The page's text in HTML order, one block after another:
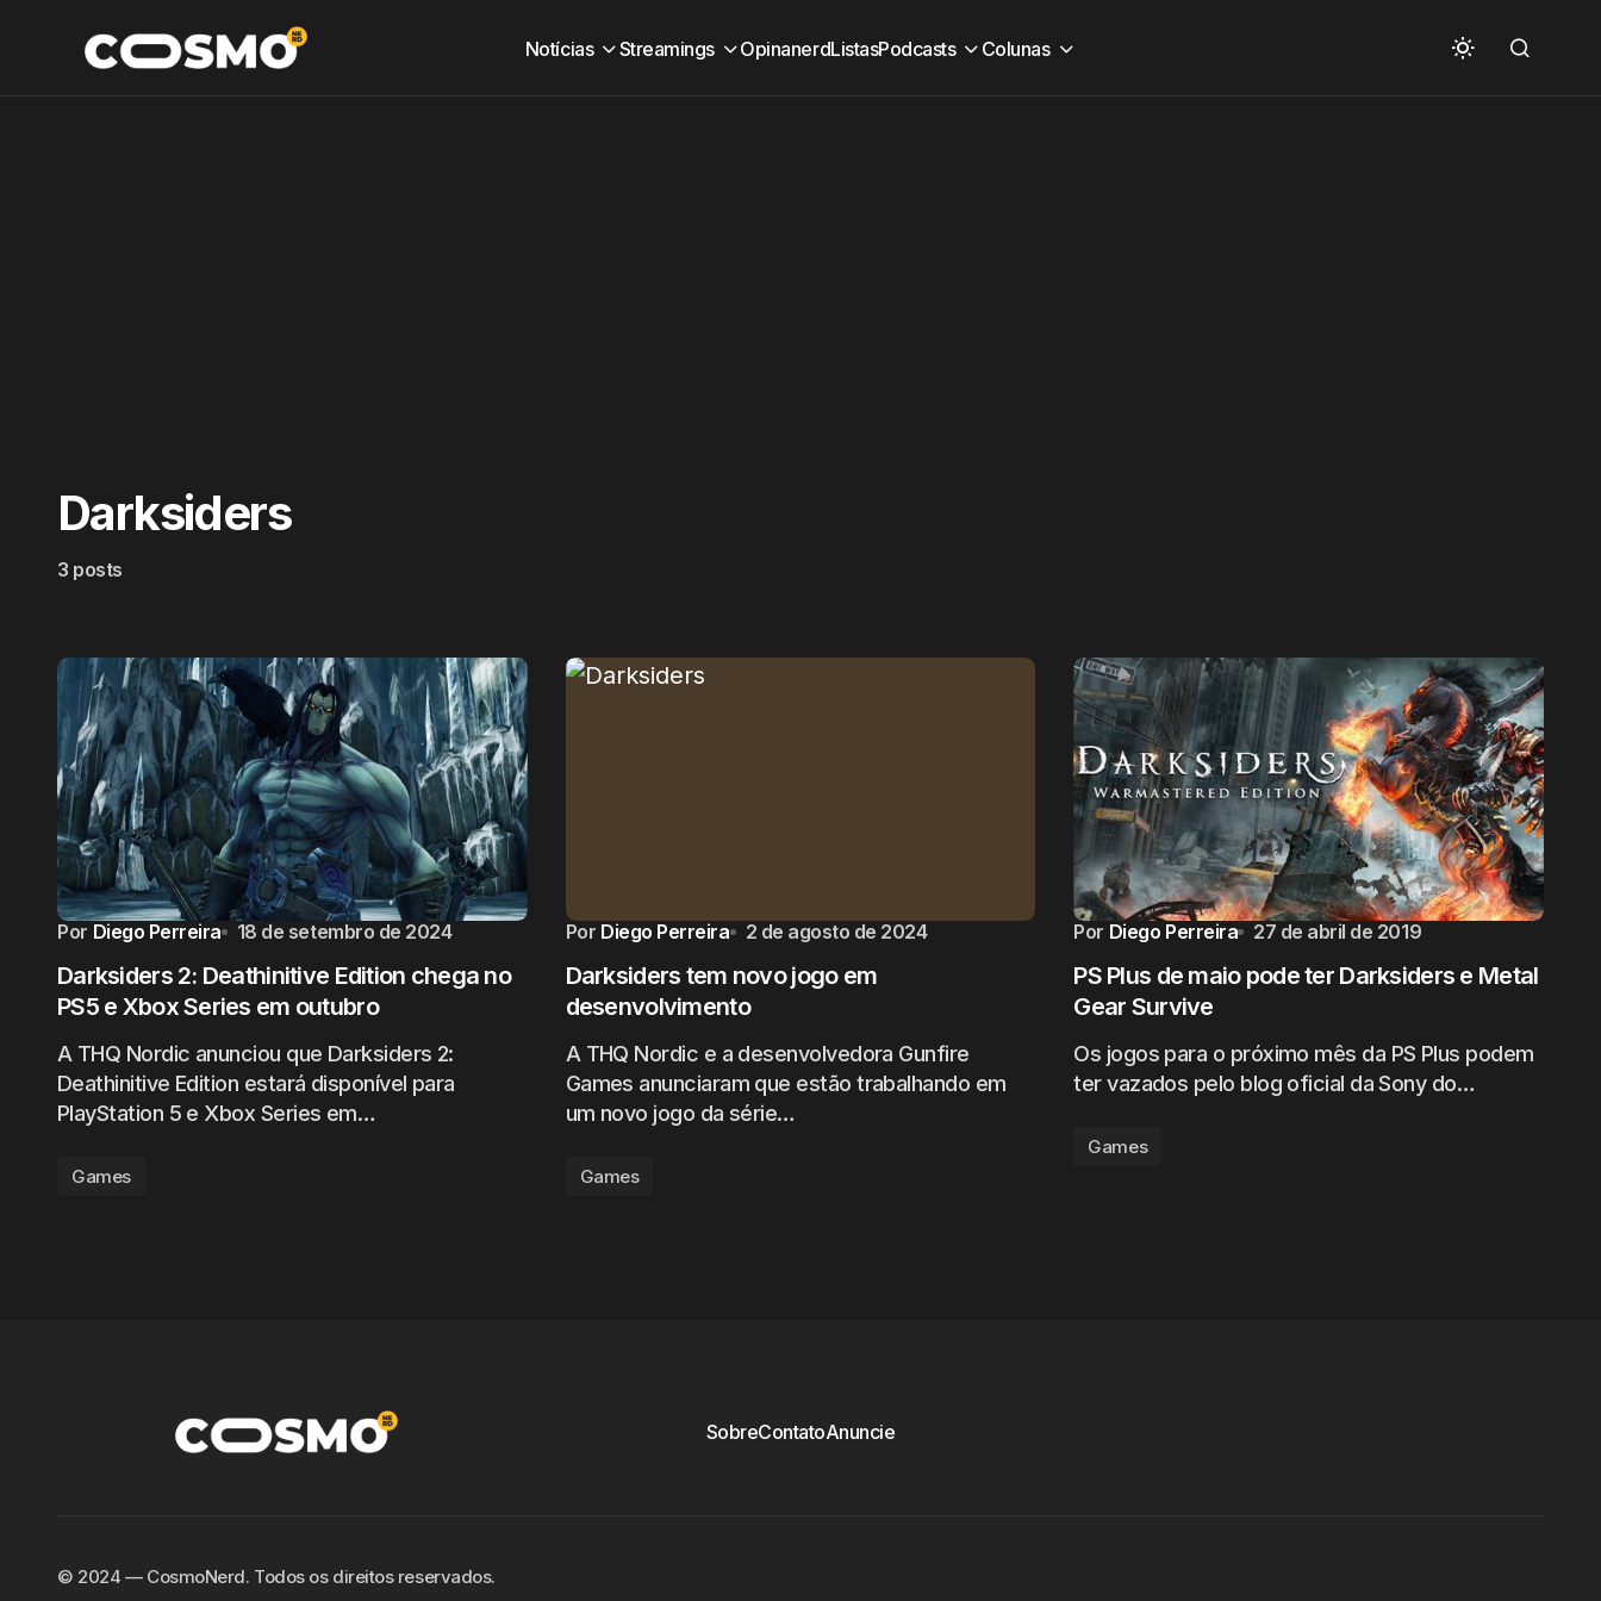
Notícias Streamings OpinanerdListasPodcasts Colunas
Darksiders
3 posts
Por Diego Perreira 18 de setembro de 2024
Darksiders 2: Deathinitive Edition chega no
PS5 e Xbox Series em outubro
A THQ Nordic anunciou que Darksiders 2:
Deathinitive Edition estará disponível para
PlayStation 5 e Xbox Series em…
Games
Por Diego Perreira 2 de agosto de 2024
Darksiders tem novo jogo em
desenvolvimento
A THQ Nordic e a desenvolvedora Gunfire
Games anunciaram que estão trabalhando em
um novo jogo da série…
Games
Por Diego Perreira 27 de abril de 2019
PS Plus de maio pode ter Darksiders e Metal
Gear Survive
Os jogos para o próximo mês da PS Plus podem
ter vazados pelo blog oficial da Sony do…
Games
SobreContatoAnuncie
©️ 2024 — CosmoNerd. Todos os direitos reservados.